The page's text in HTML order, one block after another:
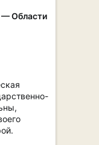
— Области